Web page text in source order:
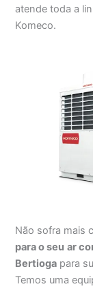
atende toda a
Komeco.
Não sofra mais
para o seu ar
Bertioga para
Temos uma